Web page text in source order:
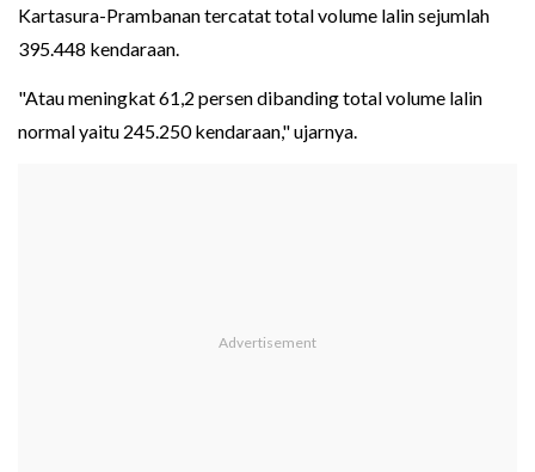
Kartasura-Prambanan tercatat total volume lalin sejumlah
395.448 kendaraan.
"Atau meningkat 61,2 persen dibanding total volume lalin
normal yaitu 245.250 kendaraan," ujarnya.